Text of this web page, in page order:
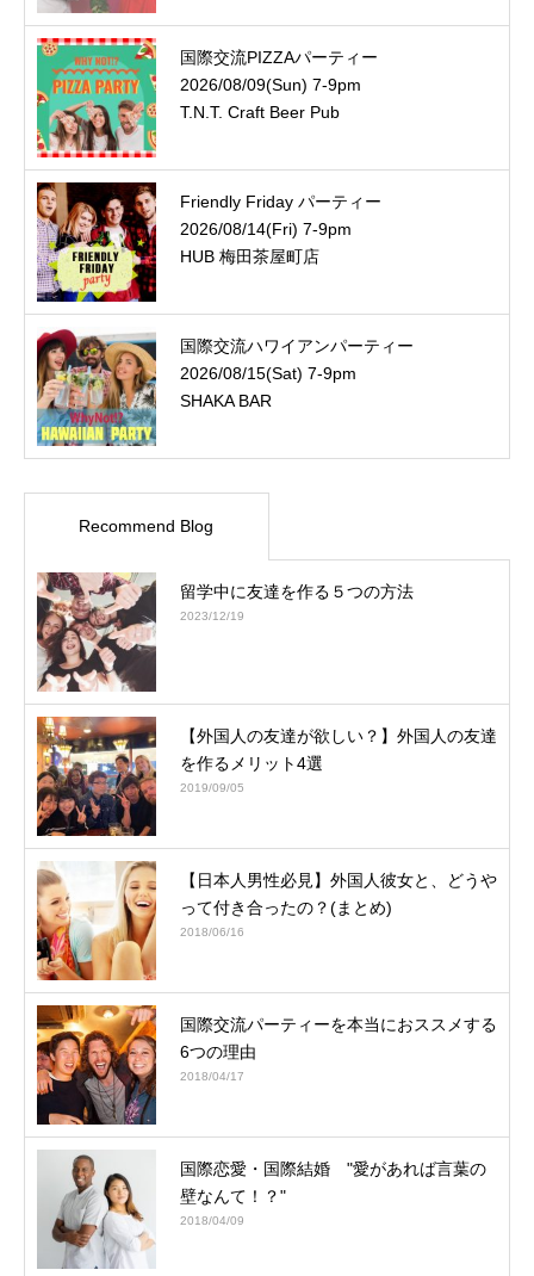
国際交流PIZZAパーティー
2026/08/09(Sun) 7-9pm
T.N.T. Craft Beer Pub
Friendly Friday パーティー
2026/08/14(Fri) 7-9pm
HUB 梅田茶屋町店
国際交流ハワイアンパーティー
2026/08/15(Sat) 7-9pm
SHAKA BAR
Recommend Blog
留学中に友達を作る５つの方法
2023/12/19
【外国人の友達が欲しい？】外国人の友達
を作るメリット4選
2019/09/05
【日本人男性必見】外国人彼女と、どうや
って付き合ったの？(まとめ)
2018/06/16
国際交流パーティーを本当におススメする
6つの理由
2018/04/17
国際恋愛・国際結婚 "愛があれば言葉の
壁なんて！？"
2018/04/09